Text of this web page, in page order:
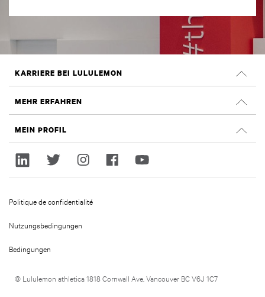
KARRIERE BEI LULULEMON
Suche nach Jobs
MEHR ERFAHREN
Nachhaltigkeit und Social Impact
lululemon.com
MEIN PROFIL
Anmelden
© Lululemon athletica 1818 Cornwall Ave, Vancouver BC V6J 1C7
Politique de confidentialité
Nutzungsbedingungen
Bedingungen